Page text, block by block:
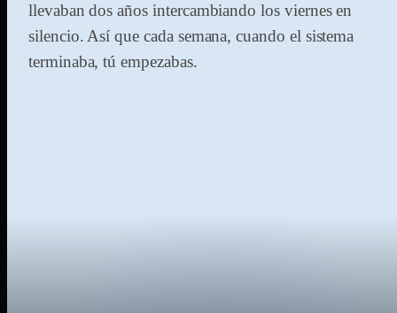
llevaban dos años intercambiando los viernes en
silencio. Así que cada semana, cuando el sistema
terminaba, tú empezabas.